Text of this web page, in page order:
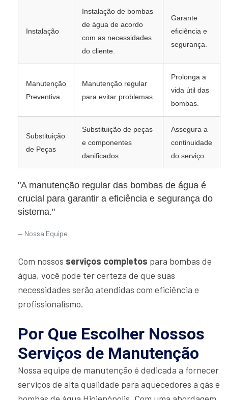
Instalação
Instalação de bombas
de água de acordo
com as necessidades
do cliente.
Garante
eficiência e
segurança.
Manutenção
Preventiva
Manutenção regular
para evitar problemas.
Prolonga a
vida útil das
bombas.
Substituição
de Peças
Substituição de peças
e componentes
danificados.
Assegura a
continuidade
do serviço.
"A manutenção regular das bombas de água é
crucial para garantir a eficiência e segurança do
sistema."
Nossa Equipe
Com nossos serviços completos para bombas de
água, você pode ter certeza de que suas
necessidades serão atendidas com eficiência e
profissionalismo.
Por Que Escolher Nossos
Serviços de Manutenção
Nossa equipe de manutenção é dedicada a fornecer
serviços de alta qualidade para aquecedores a gás e